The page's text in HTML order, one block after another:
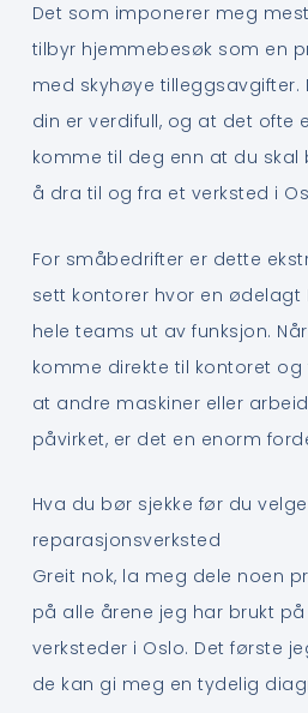
Det som imponerer meg
tilbyr hjemmebesøk som en
med skyhøye tilleggsavgifter.
din er verdifull, og at det ofte
komme til deg enn at du skal
å dra til og fra et verksted i
For småbedrifter er dette
sett kontorer hvor en ødelagt
hele teams ut av funksjon.
komme direkte til kontoret
at andre maskiner eller
påvirket, er det en enorm
Hva du bør sjekke før du
reparasjonsverksted
Greit nok, la meg dele noen
på alle årene jeg har brukt
verksteder i Oslo. Det første
de kan gi meg en tydelig